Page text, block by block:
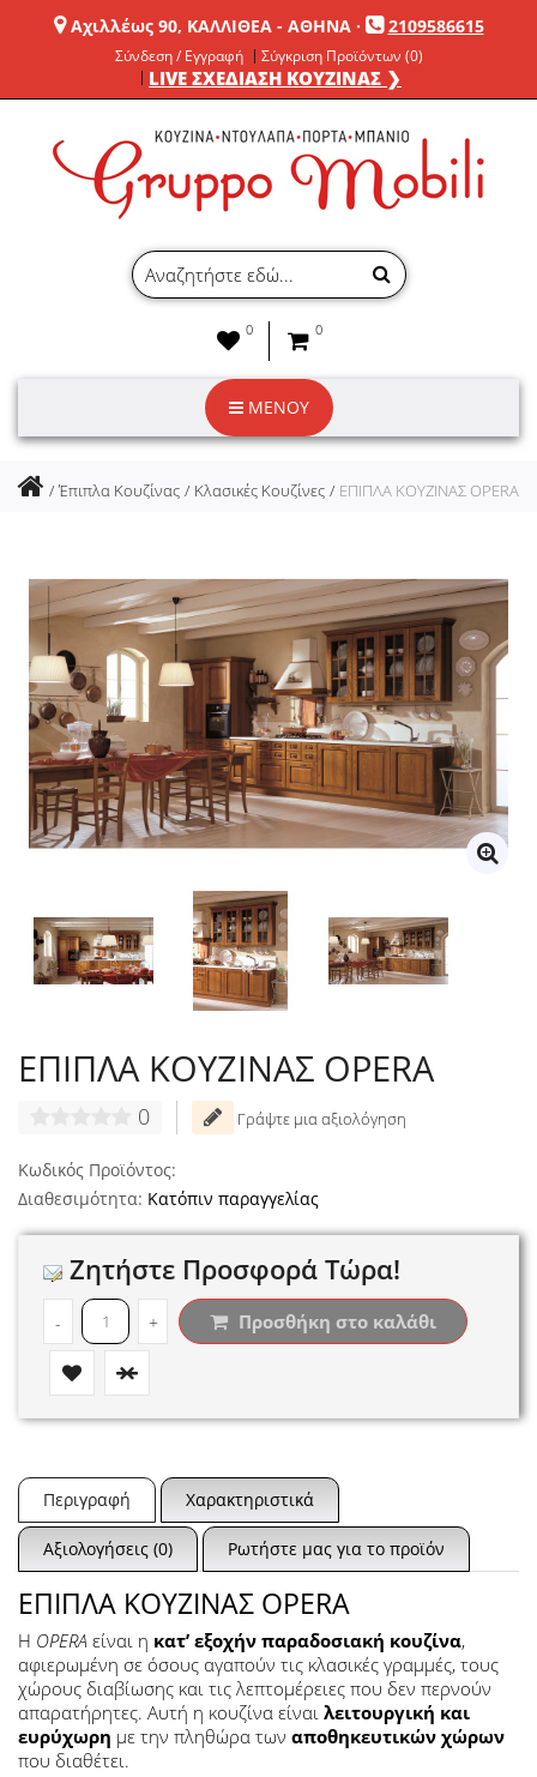
Αχιλλέως 90, ΚΑΛΛΙΘΕΑ - ΑΘΗΝΑ· 2109586615
Σύνδεση / Εγγραφή Σύγκριση Προϊόντων (0)
LIVE ΣΧΕΔΙΑΣΗ ΚΟΥΖΙΝΑΣ ❯
0 0
ΜΕΝΟΥ
Έπιπλα Κουζίνας Κλασικές Κουζίνες ΕΠΙΠΛΑ ΚΟΥΖΙΝΑΣ OPERA
ΕΠΙΠΛΑ ΚΟΥΖΙΝΑΣ OPERA
0 Γράψτε μια αξιολόγηση
Κωδικός Προϊόντος:
Διαθεσιμότητα: Κατόπιν παραγγελίας
Ζητήστε Προσφορά Τώρα!
- + Προσθήκη στο καλάθι
Περιγραφή Χαρακτηριστικά
Αξιολογήσεις (0) Ρωτήστε μας για το προϊόν
ΕΠΙΠΛΑ ΚΟΥΖΙΝΑΣ OPERA
Η OPERA είναι η κατ’ εξοχήν παραδοσιακή κουζίνα,
αφιερωμένη σε όσους αγαπούν τις κλασικές γραμμές, τους
χώρους διαβίωσης και τις λεπτομέρειες που δεν περνούν
απαρατήρητες. Αυτή η κουζίνα είναι λειτουργική και
ευρύχωρη με την πληθώρα των αποθηκευτικών χώρων
που διαθέτει.